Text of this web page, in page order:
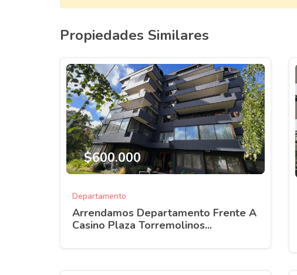
Propiedades Similares
$600.000
Departamento
Arrendamos Departamento Frente A
Casino Plaza Torremolinos...